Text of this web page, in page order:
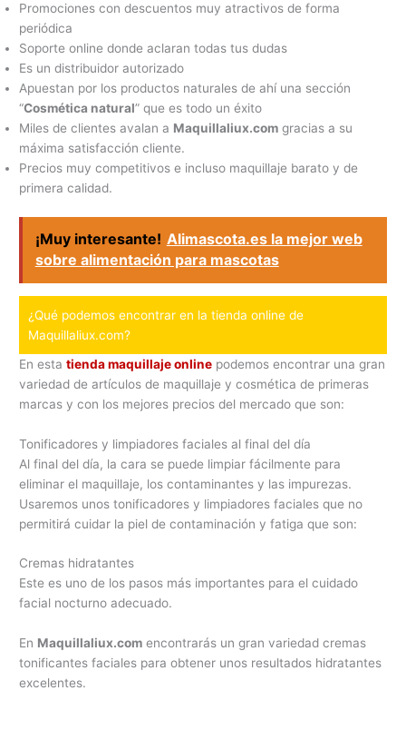
Promociones con descuentos muy atractivos de forma
periódica
Soporte online donde aclaran todas tus dudas
Es un distribuidor autorizado
Apuestan por los productos naturales de ahí una sección
“Cosmética natural” que es todo un éxito
Miles de clientes avalan a Maquillaliux.com gracias a su
máxima satisfacción cliente.
Precios muy competitivos e incluso maquillaje barato y de
primera calidad.
¡Muy interesante! Alimascota.es la mejor web
sobre alimentación para mascotas
¿Qué podemos encontrar en la tienda online de
Maquillaliux.com?
En estatienda maquillaje online podemos encontrar una gran
variedad de artículos de maquillaje y cosmética de primeras
marcas y con los mejores precios del mercado que son:
Tonificadores y limpiadores faciales al final del día
Al final del día, la cara se puede limpiar fácilmente para
eliminar el maquillaje, los contaminantes y las impurezas.
Usaremos unos tonificadores y limpiadores faciales que no
permitirá cuidar la piel de contaminación y fatiga que son:
Cremas hidratantes
Este es uno de los pasos más importantes para el cuidado
facial nocturno adecuado.
En Maquillaliux.com encontrarás un gran variedad cremas
tonificantes faciales para obtener unos resultados hidratantes
excelentes.